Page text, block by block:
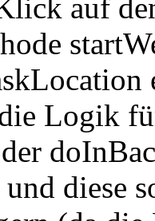
auf
Logik
diese